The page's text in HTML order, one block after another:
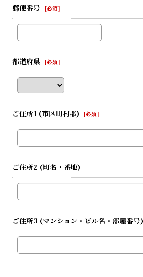
郵便番号 [必須]
都道府県 [必須]
ご住所1 (市区町村郡) [必須]
ご住所2 (町名・番地)
ご住所3 (マンション・ビル名・部屋番号)